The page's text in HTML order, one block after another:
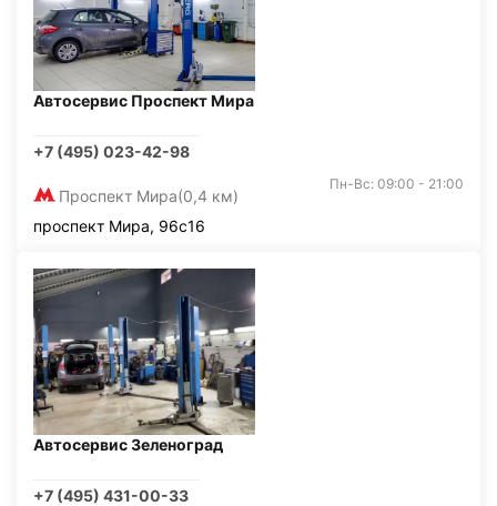
Автосервис Проспект Мира
+7 (495) 023-42-98
Проспект Мира(0,4 км)
Пн-Вс: 09:00 - 21:00
проспект Мира, 96с16
Автосервис Зеленоград
+7 (495) 431-00-33